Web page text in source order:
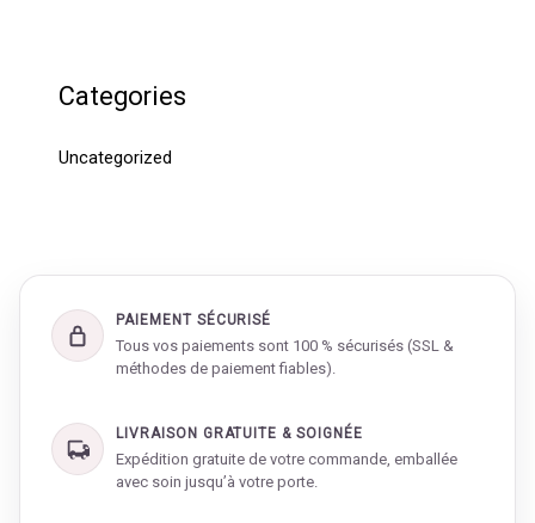
Categories
Uncategorized
PAIEMENT SÉCURISÉ
Tous vos paiements sont 100 % sécurisés (SSL &
méthodes de paiement fiables).
LIVRAISON GRATUITE & SOIGNÉE
Expédition gratuite de votre commande, emballée
avec soin jusqu’à votre porte.